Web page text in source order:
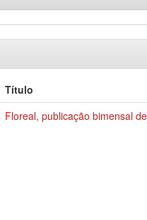
Título
Floreal, publicação bimensal